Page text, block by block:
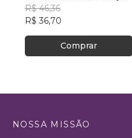
R$ 46,36
R$ 36,70
Comprar
NOSSA MISSÃO